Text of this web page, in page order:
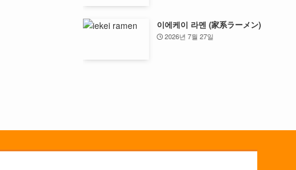
이에케이 라멘 (家系ラーメン)
2026년 7월 27일